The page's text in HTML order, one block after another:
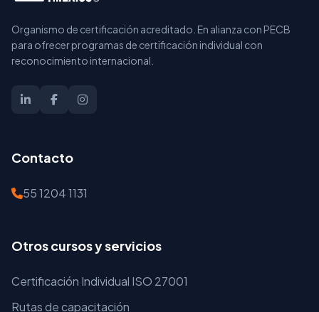
Organismo de certificación acreditado. En alianza con PECB
para ofrecer programas de certificación individual con
reconocimiento internacional.
Contacto
55 1204 1131
Otros cursos y servicios
Certificación Individual ISO 27001
Rutas de capacitación